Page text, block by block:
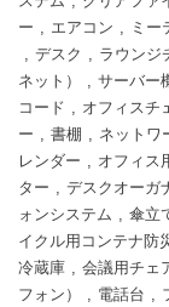
ー
エアコン ミー
デスク
ラウンジ
ネット）
サーバー
コード
オフィスチ
ー
書棚 ネットワ
レンダー
オフィス
ター
デスクオーガ
ォンシステム
傘立
イクル用コンテナ防
冷蔵庫
会議用チェ
フォン）
電話台